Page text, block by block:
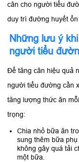
cân cho người tiểu
duy trì đường huyết ổn
Những lưu ý
người tiểu
Để tăng cân hiệu quả
người tiểu đường cần
tăng lượng thức ăn
trọng:
Chia nhỏ bữa ăn
sung thêm bữa
không gây quá tải
một bữa.